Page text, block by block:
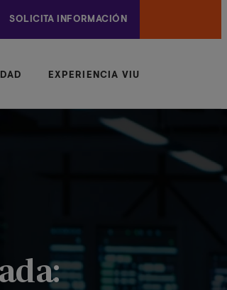
SOLICITA INFORMACIÓN
EXPERIENCIA VIU